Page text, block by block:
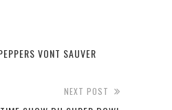
VONT SAUVER
NEXT POST